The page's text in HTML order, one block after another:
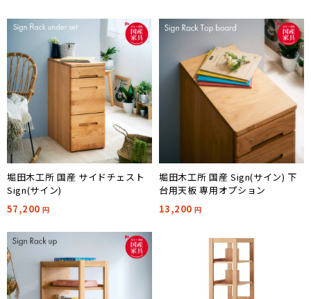
堀田木工所 国産 サイドチェスト
Sign(サイン)
57,200 円
堀田木工所 国産 Sign(サイン) 下
台用天板 専用オプション
13,200 円